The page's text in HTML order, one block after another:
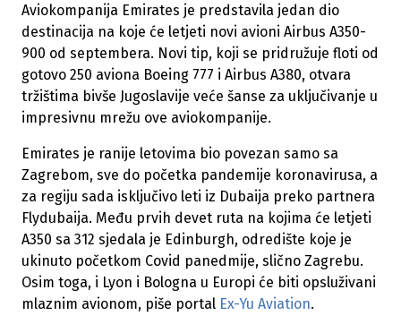
Aviokompanija Emirates je predstavila jedan dio
destinacija na koje će letjeti novi avioni Airbus A350-
900 od septembera. Novi tip, koji se pridružuje floti od
gotovo 250 aviona Boeing 777 i Airbus A380, otvara
tržištima bivše Jugoslavije veće šanse za uključivanje u
impresivnu mrežu ove aviokompanije.
Emirates je ranije letovima bio povezan samo sa
Zagrebom, sve do početka pandemije koronavirusa, a
za regiju sada isključivo leti iz Dubaija preko partnera
Flydubaija. Među prvih devet ruta na kojima će letjeti
A350 sa 312 sjedala je Edinburgh, odredište koje je
ukinuto početkom Covid panedmije, slično Zagrebu.
Osim toga, i Lyon i Bologna u Europi će biti opsluživani
mlaznim avionom, piše portal Ex-Yu Aviation.